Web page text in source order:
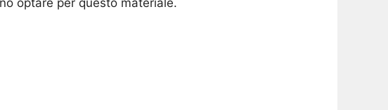
optare per questo materiale.